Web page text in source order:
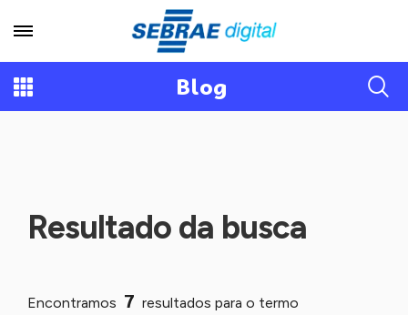
Blog
Resultado da busca
Encontramos 7 resultados para o termo